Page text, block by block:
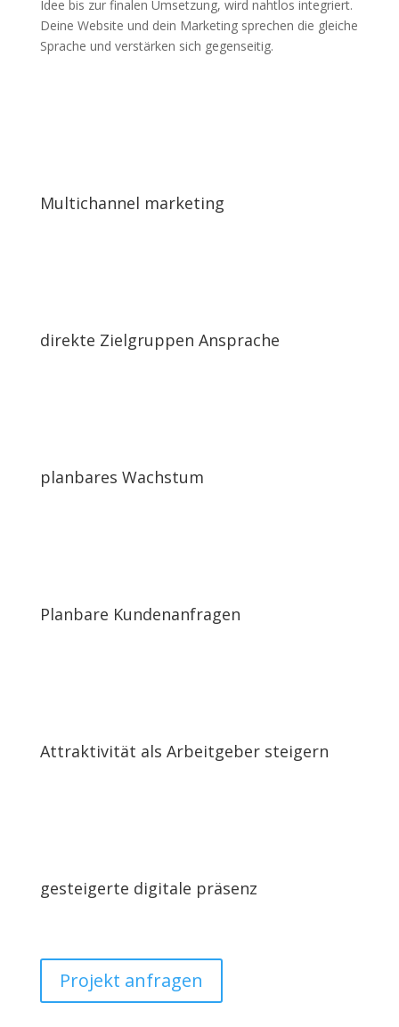
Idee bis zur finalen Umsetzung, wird nahtlos integriert.
Deine Website und dein Marketing sprechen die gleiche
Sprache und verstärken sich gegenseitig.
Multichannel marketing
direkte Zielgruppen Ansprache
planbares Wachstum
Planbare Kundenanfragen
Attraktivität als Arbeitgeber steigern
gesteigerte digitale präsenz
Projekt anfragen